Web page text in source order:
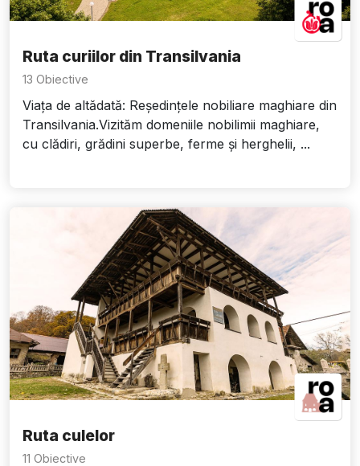
Ruta curiilor din Transilvania
13 Obiective
Viața de altădată: Reședințele nobiliare maghiare din
Transilvania.Vizităm domeniile nobilimii maghiare,
cu clădiri, grădini superbe, ferme și herghelii, ...
Ruta culelor
11 Obiective